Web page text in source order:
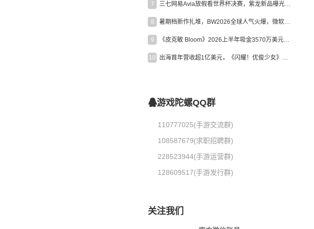
7 三七网易Avia放假看世界杯决赛，紫龙新品曝光，米哈游新作上线 | 陀螺周报
8 暑期档新作扎堆，BW2026全球人气火爆，微软XBOX大裁员|陀螺周报
9 《皮克敏 Bloom》2026上半年吸金3570万美元，中国台湾成最大市场
10 出海首年营收超1亿美元，《闪耀！优俊少女》美国市场占比达七成
游戏陀螺QQ群
110777025(手游交流群)
108587679(求职招聘群)
228523944(手游运营群)
128609517(手游发行群)
关注我们